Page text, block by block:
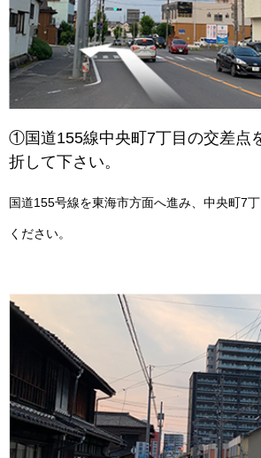
①国道155線中央町7丁目の交差点
折して下さい。
国道155号線を東海市方面へ進み、中央町7
ください。